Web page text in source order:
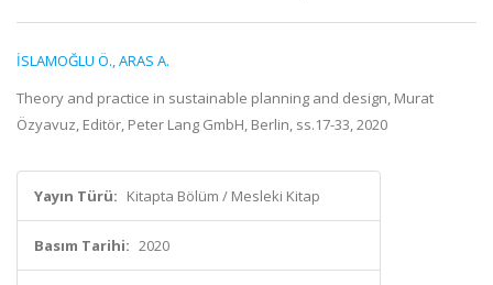
İSLAMOĞLU Ö.,ARAS A.
Theory and practice in sustainable planning and design, Murat
Özyavuz, Editör, Peter Lang GmbH, Berlin, ss.17-33, 2020
Yayın Türü: Kitapta Bölüm / Mesleki Kitap
Basım Tarihi: 2020